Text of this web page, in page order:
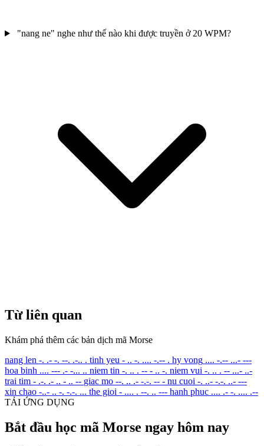
"nang ne" nghe như thế nào khi được truyền ở 20 WPM?
Từ liên quan
Khám phá thêm các bản dịch mã Morse
nang len -. .- -. --. .-.. . tinh yeu - .. -. .... -.-- . hy vong .... -.-- ...- ---
hoa binh .... --- .- -... .. niem tin -. .. . -- - .. -. niem vui -. .. . -- ...- ..-
trai tim - .-. .- .. - .. -- giac mo --. .. .- -.-. -- - nu cuoi -. ..- -.-. ..- ---
xin chao -..- .. -. -.-. ... the gioi - .... . --. .. --- hanh phuc .... .- -. .... .--
TẢI ỨNG DỤNG
Bắt đầu học mã Morse ngay hôm nay